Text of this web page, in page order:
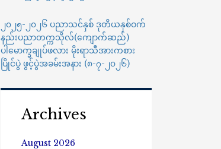
၂၀၂၅-၂၀၂၆ ပညာသင်နှစ် ဒုတိယနှစ်ဝက်
နည်းပညာတက္ကသိုလ်(ကျောက်ဆည်)
ပါမောက္ခချုပ်ဖလား မိုးရာသီအားကစား
ပြိုင်ပွဲ ဖွင့်ပွဲအခမ်းအနား (၈-၇-၂၀၂၆)
Archives
August 2026